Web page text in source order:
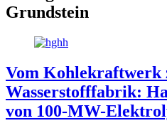
Grundstein
Vom Kohlekraftwerk
Wasserstofffabrik:
von 100-MW-